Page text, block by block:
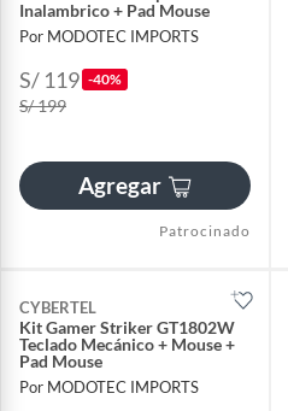
Inalambrico + Pad Mouse
Por MODOTEC IMPORTS
S/ 119 -40%
S/ 199
Agregar
Patrocinado
CYBERTEL
Kit Gamer Striker GT1802W
Teclado Mecánico + Mouse +
Pad Mouse
Por MODOTEC IMPORTS